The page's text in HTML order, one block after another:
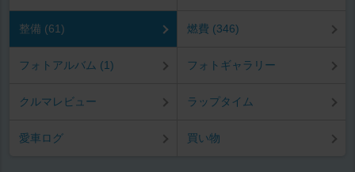
整備 (61) 燃費 (346)
フォトアルバム (1) フォトギャラリー
クルマレビュー ラップタイム
愛車ログ 買い物